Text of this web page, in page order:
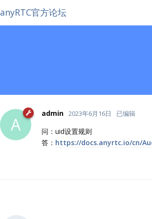
anyRTC官方论坛
A
admin 2023年6月16日 已编辑
问：uid设置规则
答： https://docs.anyrtc.io/cn/